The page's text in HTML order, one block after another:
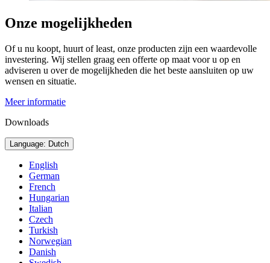
Onze mogelijkheden
Of u nu koopt, huurt of least, onze producten zijn een waardevolle
investering. Wij stellen graag een offerte op maat voor u op en
adviseren u over de mogelijkheden die het beste aansluiten op uw
wensen en situatie.
Meer informatie
Downloads
Language: Dutch
English
German
French
Hungarian
Italian
Czech
Turkish
Norwegian
Danish